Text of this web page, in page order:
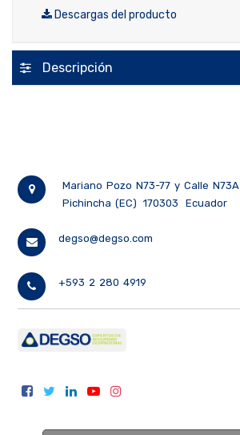
Descargas del producto
Descripción
Mariano Pozo N73-77 y Calle N73A
Pichincha (EC)
170303 Ecuador
degso@degso.com
+593 2 280 4919